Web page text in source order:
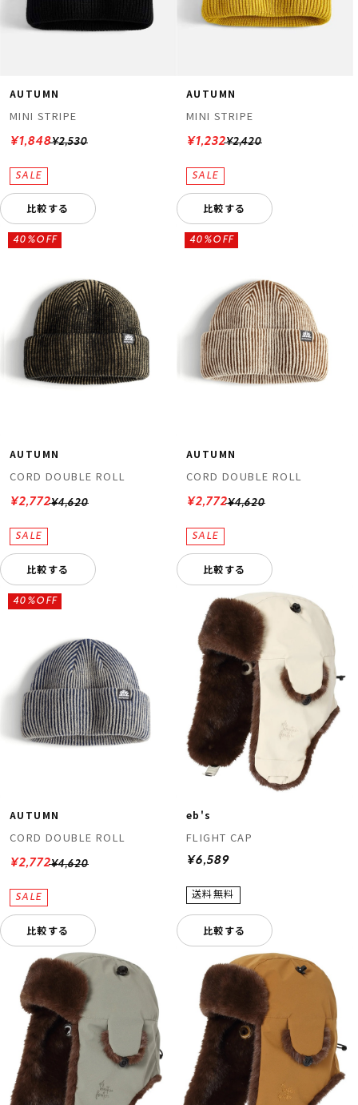
AUTUMN
MINI STRIPE
¥2,530
¥1,848
比較する
AUTUMN
MINI STRIPE
¥2,420
¥1,232
比較する
AUTUMN
CORD DOUBLE ROLL
¥4,620
40%OFF
¥2,772
比較する
AUTUMN
CORD DOUBLE ROLL
¥4,620
40%OFF
¥2,772
比較する
AUTUMN
CORD DOUBLE ROLL
¥4,620
40%OFF
¥2,772
比較する
eb's
FLIGHT CAP
¥6,589
比較する